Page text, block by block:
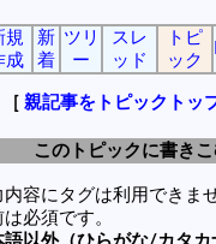
規
成
新
着
ツリ
ー
スレ
ッド
トピ
ック
[ 親記事をトピックトッ
このトピックに書き
内容にタグは利用できま
必須です。